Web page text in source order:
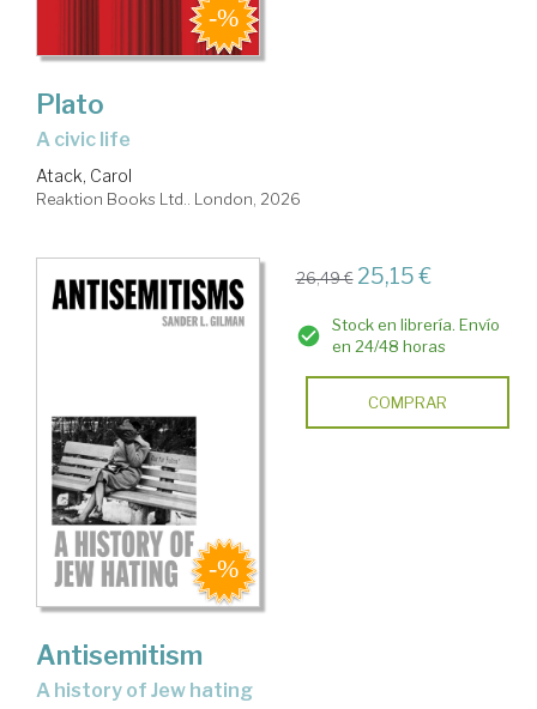
Plato
a civic life
Atack, Carol
Reaktion Books Ltd.. London, 2026
26,49 € 25,15 €
Stock en librería. Envío
en 24/48 horas
COMPRAR
Antisemitism
a history of Jew hating